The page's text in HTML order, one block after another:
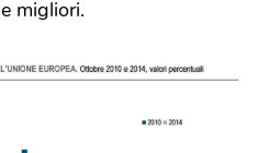
migliori.